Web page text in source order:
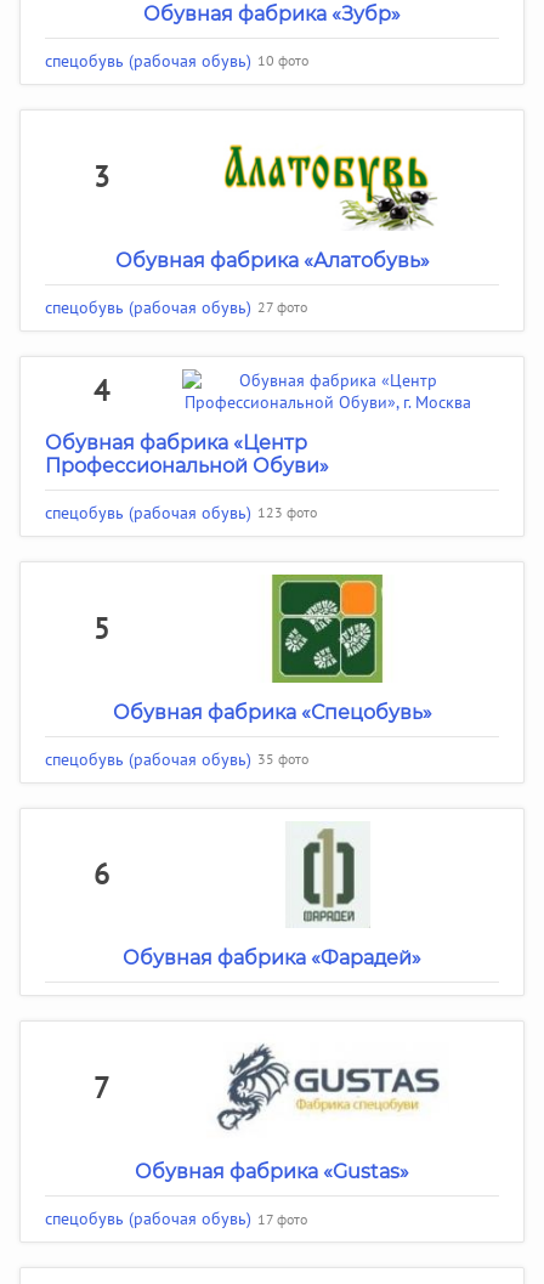
Обувная фабрика «Зубр»
спецобувь (рабочая обувь) 10 фото
3
Обувная фабрика «Алатобувь»
спецобувь (рабочая обувь) 27 фото
4
Обувная фабрика «Центр
Профессиональной Обуви»
спецобувь (рабочая обувь) 123 фото
5
Обувная фабрика «Спецобувь»
спецобувь (рабочая обувь) 35 фото
6
Обувная фабрика «Фарадей»
7
Обувная фабрика «Gustas»
спецобувь (рабочая обувь) 17 фото